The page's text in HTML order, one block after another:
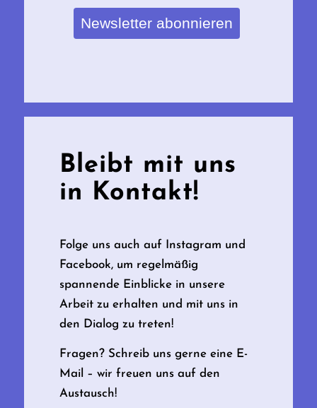
Newsletter abonnieren
Bleibt mit uns
in Kontakt!
Folge uns auch auf Instagram und
Facebook, um regelmäßig
spannende Einblicke in unsere
Arbeit zu erhalten und mit uns in
den Dialog zu treten!
Fragen? Schreib uns gerne eine E-
Mail – wir freuen uns auf den
Austausch!